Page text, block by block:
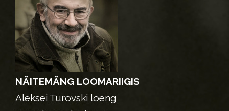
NÄITEMÄNG LOOMARIIGIS
Aleksei Turovski loeng